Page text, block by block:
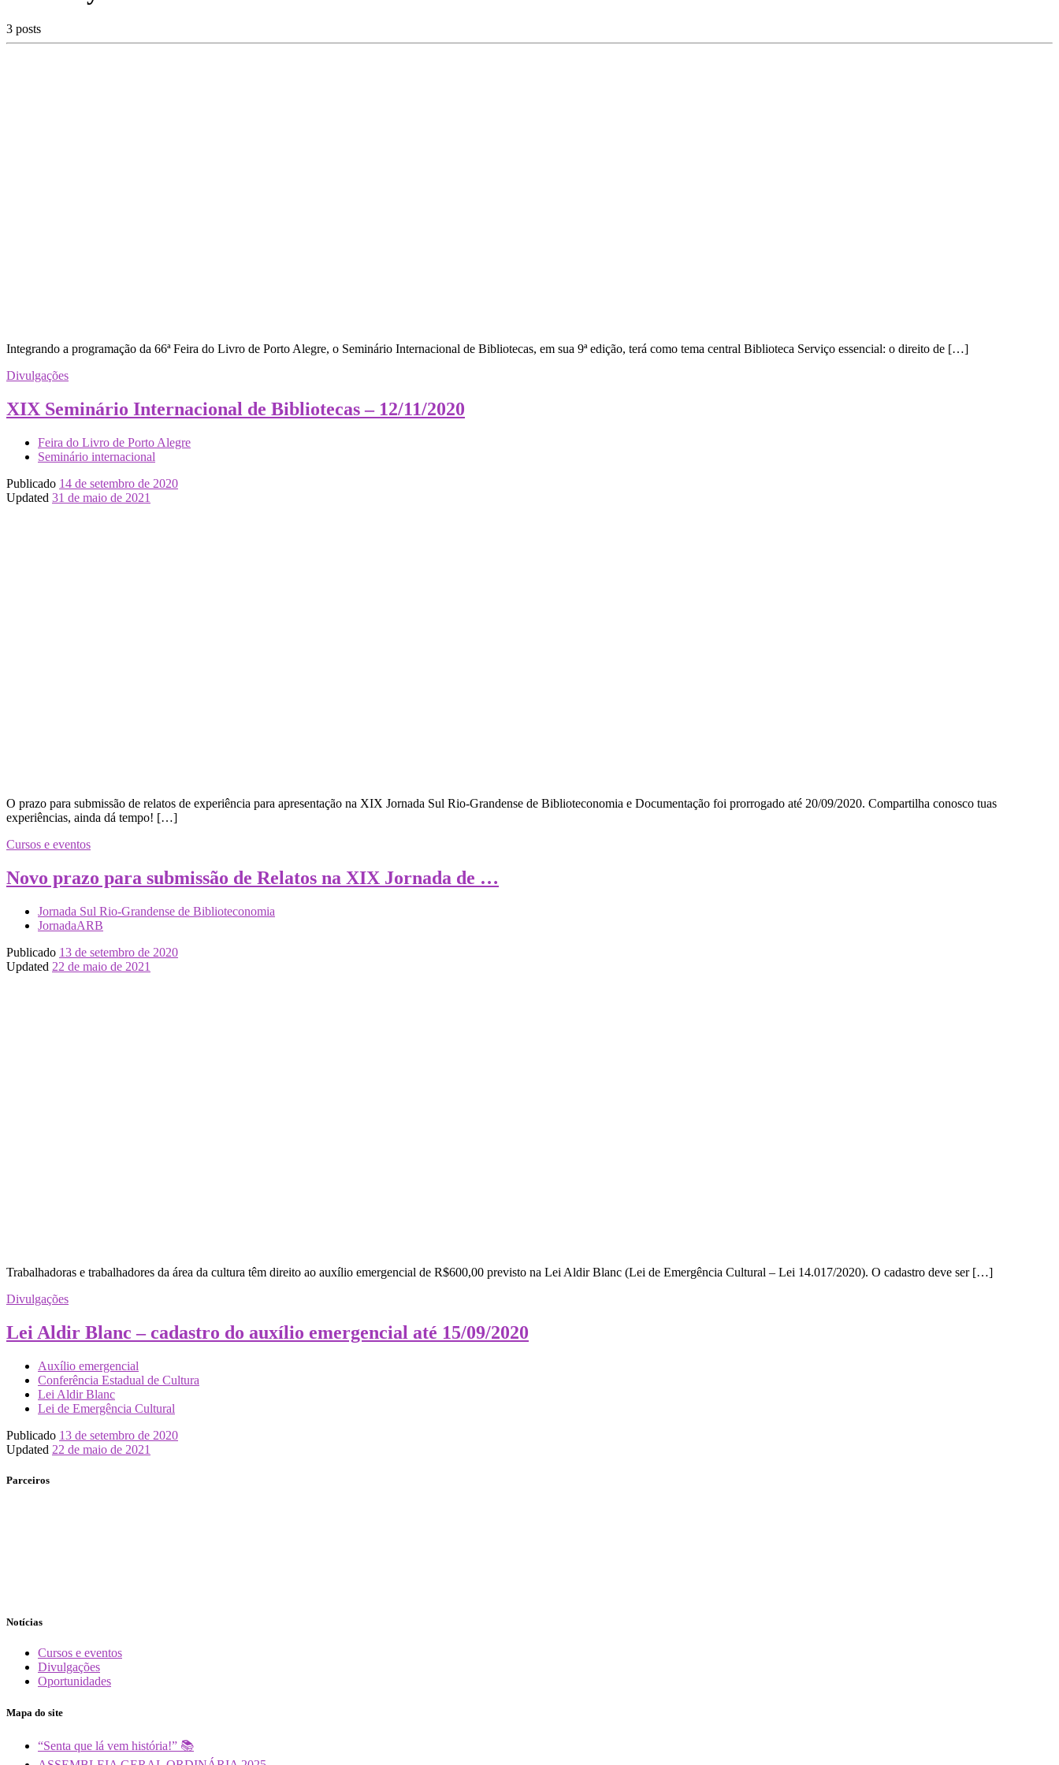
3 posts
Integrando a programação da 66ª Feira do Livro de Porto Alegre, o Seminário Internacional de Bibliotecas, em sua 9ª edição, terá como tema central Biblioteca Serviço essencial: o direito de […]
Divulgações
XIX Seminário Internacional de Bibliotecas – 12/11/2020
Feira do Livro de Porto Alegre
Seminário internacional
Publicado 14 de setembro de 2020
Updated 31 de maio de 2021
O prazo para submissão de relatos de experiência para apresentação na XIX Jornada Sul Rio-Grandense de Biblioteconomia e Documentação foi prorrogado até 20/09/2020. Compartilha conosco tuas
experiências, ainda dá tempo! […]
Cursos e eventos
Novo prazo para submissão de Relatos na XIX Jornada de …
Jornada Sul Rio-Grandense de Biblioteconomia
JornadaARB
Publicado 13 de setembro de 2020
Updated 22 de maio de 2021
Trabalhadoras e trabalhadores da área da cultura têm direito ao auxílio emergencial de R$600,00 previsto na Lei Aldir Blanc (Lei de Emergência Cultural – Lei 14.017/2020). O cadastro deve ser […]
Divulgações
Lei Aldir Blanc – cadastro do auxílio emergencial até 15/09/2020
Auxílio emergencial
Conferência Estadual de Cultura
Lei Aldir Blanc
Lei de Emergência Cultural
Publicado 13 de setembro de 2020
Updated 22 de maio de 2021
Parceiros
Notícias
Cursos e eventos
Divulgações
Oportunidades
Mapa do site
“Senta que lá vem história!” 📚